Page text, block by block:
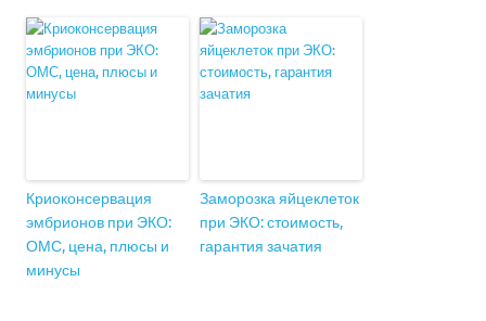
Криоконсервация
эмбрионов при ЭКО:
ОМС, цена, плюсы и
минусы
Заморозка яйцеклеток
при ЭКО: стоимость,
гарантия зачатия